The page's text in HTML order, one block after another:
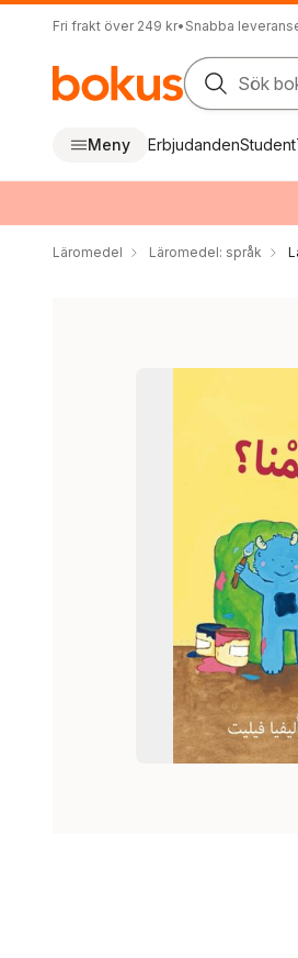
Fri frakt över 249 kr• Snabba
Sök
Meny ErbjudandenStudent
Läromedel Läromedel: språk